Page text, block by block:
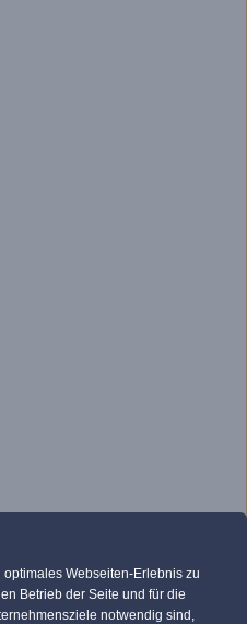
Webseiten-Erlebnis zu
Betrieb der Seite und für die
notwendig sind,